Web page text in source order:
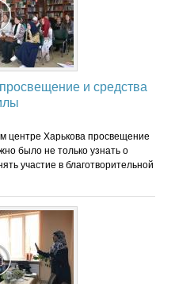
и средства
центре Харькова просвещение
было не только узнать о
участие в благотворительной